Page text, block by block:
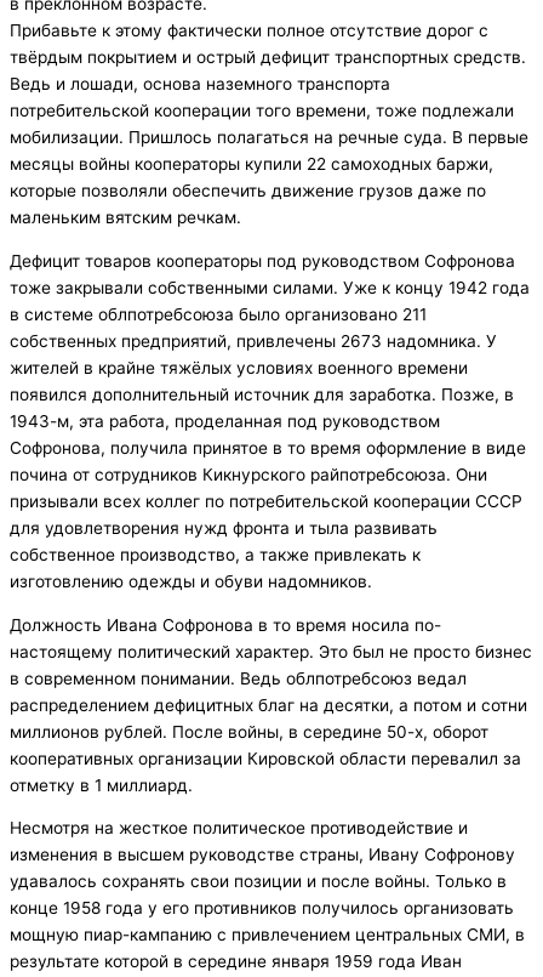
в преклонном возрасте.
Прибавьте к этому фактически полное отсутствие дорог с
твёрдым покрытием и острый дефицит транспортных средств.
Ведь и лошади, основа наземного транспорта
потребительской кооперации того времени, тоже подлежали
мобилизации. Пришлось полагаться на речные суда. В первые
месяцы войны кооператоры купили 22 самоходных баржи,
которые позволяли обеспечить движение грузов даже по
маленьким вятским речкам.
Дефицит товаров кооператоры под руководством Софронова
тоже закрывали собственными силами. Уже к концу 1942 года
в системе облпотребсоюза было организовано 211
собственных предприятий, привлечены 2673 надомника. У
жителей в крайне тяжёлых условиях военного времени
появился дополнительный источник для заработка. Позже, в
1943-м, эта работа, проделанная под руководством
Софронова, получила принятое в то время оформление в виде
почина от сотрудников Кикнурского райпотребсоюза. Они
призывали всех коллег по потребительской кооперации СССР
для удовлетворения нужд фронта и тыла развивать
собственное производство, а также привлекать к
изготовлению одежды и обуви надомников.
Должность Ивана Софронова в то время носила по-
настоящему политический характер. Это был не просто бизнес
в современном понимании. Ведь облпотребсоюз ведал
распределением дефицитных благ на десятки, а потом и сотни
миллионов рублей. После войны, в середине 50-х, оборот
кооперативных организации Кировской области перевалил за
отметку в 1 миллиард.
Несмотря на жесткое политическое противодействие и
изменения в высшем руководстве страны, Ивану Софронову
удавалось сохранять свои позиции и после войны. Только в
конце 1958 года у его противников получилось организовать
мощную пиар-кампанию с привлечением центральных СМИ, в
результате которой в середине января 1959 года Иван